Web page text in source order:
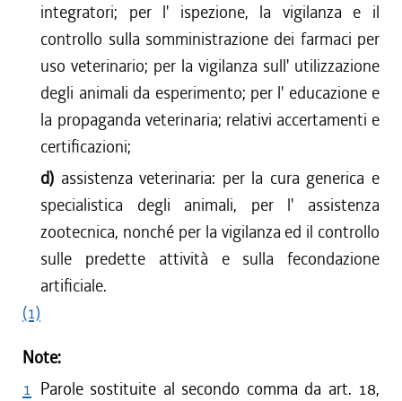
integratori; per l' ispezione, la vigilanza e il
controllo sulla somministrazione dei farmaci per
uso veterinario; per la vigilanza sull' utilizzazione
degli animali da esperimento; per l' educazione e
la propaganda veterinaria; relativi accertamenti e
certificazioni;
d) assistenza veterinaria: per la cura generica e
specialistica degli animali, per l' assistenza
zootecnica, nonché per la vigilanza ed il controllo
sulle predette attività e sulla fecondazione
artificiale.
(1)
Note:
1 Parole sostituite al secondo comma da art. 18,